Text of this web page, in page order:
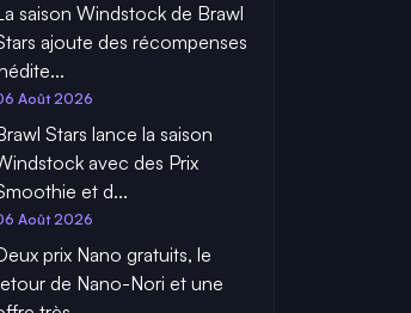
saison Windstock de Brawl
ajoute des récompenses
Août 2026
Stars lance la saison
avec des Prix
et d...
Août 2026
prix Nano gratuits, le
de Nano-Nori et une